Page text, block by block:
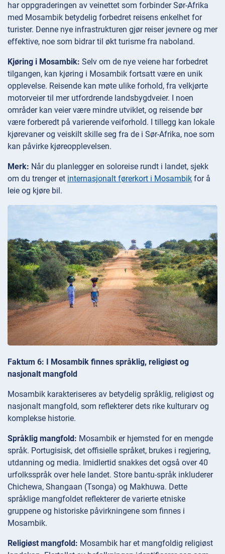
har oppgraderingen av veinettet som forbinder Sør-Afrika
med Mosambik betydelig forbedret reisens enkelhet for
turister. Denne nye infrastrukturen gjør reiser jevnere og mer
effektive, noe som bidrar til økt turisme fra naboland.
Kjøring i Mosambik: Selv om de nye veiene har forbedret
tilgangen, kan kjøring i Mosambik fortsatt være en unik
opplevelse. Reisende kan møte ulike forhold, fra velkjørte
motorveier til mer utfordrende landsbygdveier. I noen
områder kan veier være mindre utviklet, og reisende bør
være forberedt på varierende veiforhold. I tillegg kan lokale
kjørevaner og veiskilt skille seg fra de i Sør-Afrika, noe som
kan påvirke kjøreopplevelsen.
Merk: Når du planlegger en soloreise rundt i landet, sjekk
om du trenger et internasjonalt førerkort i Mosambik for å
leie og kjøre bil.
Faktum 6: I Mosambik finnes språklig, religiøst og
nasjonalt mangfold
Mosambik karakteriseres av betydelig språklig, religiøst og
nasjonalt mangfold, som reflekterer dets rike kulturarv og
komplekse historie.
Språklig mangfold: Mosambik er hjemsted for en mengde
språk. Portugisisk, det offisielle språket, brukes i regjering,
utdanning og media. Imidlertid snakkes det også over 40
urfolksspråk over hele landet. Store bantu-språk inkluderer
Chichewa, Shangaan (Tsonga) og Makhuwa. Dette
språklige mangfoldet reflekterer de varierte etniske
gruppene og historiske påvirkningene som finnes i
Mosambik.
Religiøst mangfold: Mosambik har et mangfoldig religiøst